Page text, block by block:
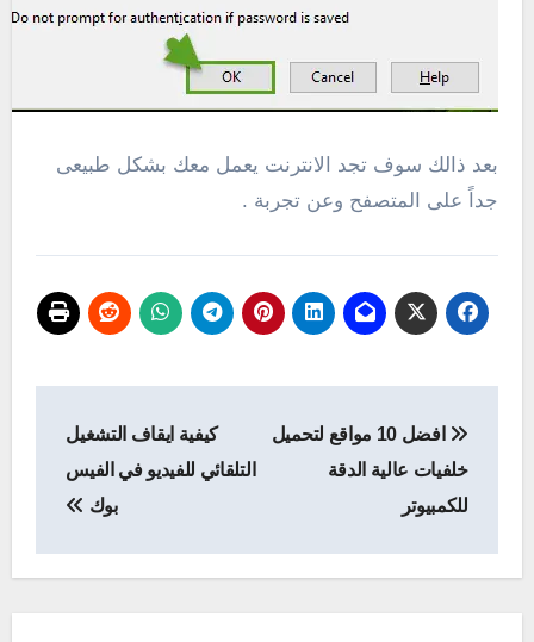
بعد ذالك سوف تجد الانترنت يعمل معك بشكل طبيعى
جداً على المتصفح وعن تجربة .
المقالات
افضل 10 مواقع لتحميل
خلفيات عالية الدقة
للكمبيوتر
كيفية ايقاف التشغيل
التلقائي للفيديو في الفيس
بوك